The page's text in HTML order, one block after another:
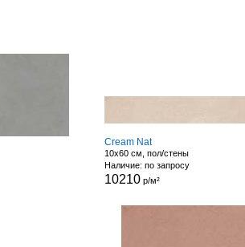
Cream Nat
10x60 см, пол/стены
Наличие: по запросу
10210р/м²